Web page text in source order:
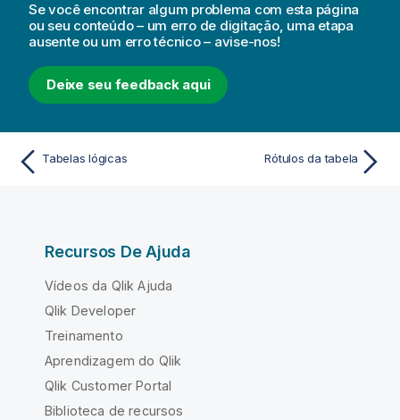
Se você encontrar algum problema com esta página
ou seu conteúdo – um erro de digitação, uma etapa
ausente ou um erro técnico – avise-nos!
Deixe seu feedback aqui
Tabelas lógicas Rótulos da tabela
Recursos De Ajuda
Vídeos da Qlik Ajuda
Qlik Developer
Treinamento
Aprendizagem do Qlik
Qlik Customer Portal
Biblioteca de recursos